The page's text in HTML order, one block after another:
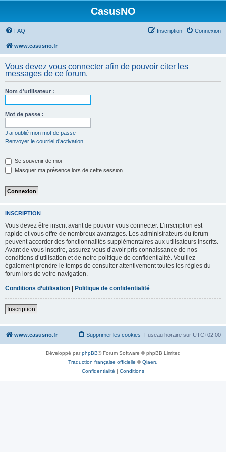
CasusNO
FAQ Connexion
Inscription
www.casusno.fr
Vous devez vous connecter afin de pouvoir citer les
messages de ce forum.
Nom d’utilisateur :
Mot de passe :
J’ai oublié mon mot de passe
Renvoyer le courriel d’activation
Se souvenir de moi
Masquer ma présence lors de cette session
INSCRIPTION
Vous devez être inscrit avant de pouvoir vous connecter. L’inscription est
rapide et vous offre de nombreux avantages. Les administrateurs du forum
peuvent accorder des fonctionnalités supplémentaires aux utilisateurs inscrits.
Avant de vous inscrire, assurez-vous d’avoir pris connaissance de nos
conditions d’utilisation et de notre politique de confidentialité. Veuillez
également prendre le temps de consulter attentivement toutes les règles du
forum lors de votre navigation.
Conditions d’utilisation | Politique de confidentialité
Inscription
www.casusno.fr Fuseau horaire sur UTC+02:00
Supprimer les cookies
Développé parphpBB® Forum Software © phpBB Limited
Traduction française officielle ©Qiaeru
Confidentialité | Conditions